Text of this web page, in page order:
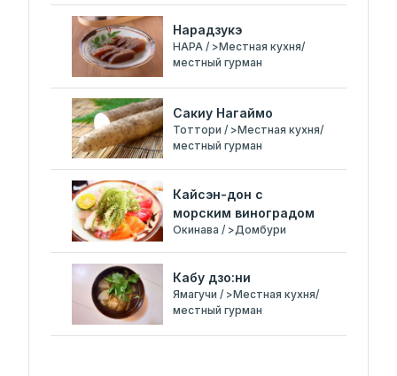
Нарадзукэ
НАРА / >Местная кухня/
местный гурман
Сакиу Нагаймо
Тоттори / >Местная кухня/
местный гурман
Кайсэн-дон с
морским виноградом
Окинава / >Домбури
Кабу дзо:ни
Ямагучи / >Местная кухня/
местный гурман